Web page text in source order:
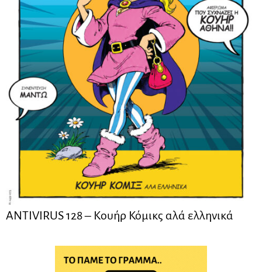
ANTIVIRUS 128 – Kουήρ Κόμικς αλά ελληνικά